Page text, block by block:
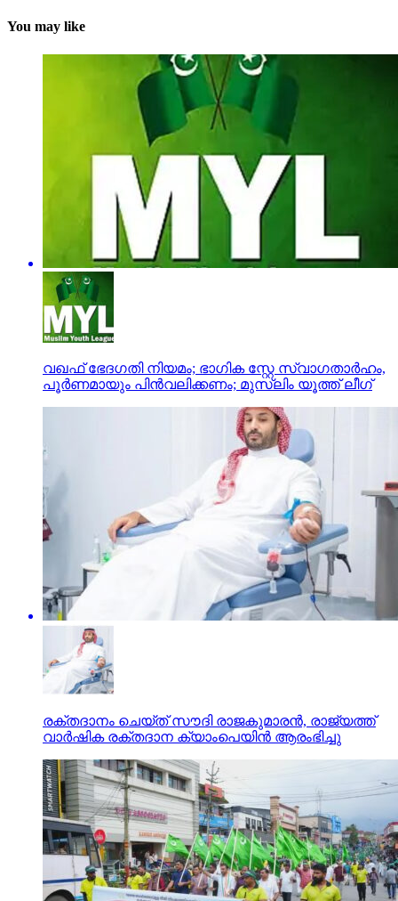
You may like
വഖഫ് ഭേദഗതി നിയമം; ഭാഗിക സ്റ്റേ സ്വാഗതാര്‍ഹം,
പൂര്‍ണമായും പിന്‍വലിക്കണം; മുസ്ലിം യൂത്ത് ലീഗ്
രക്തദാനം ചെയ്ത് സൗദി രാജകുമാരൻ, രാജ്യത്ത്
വാർഷിക രക്തദാന ക്യാംപെയിൻ ആരംഭിച്ചു